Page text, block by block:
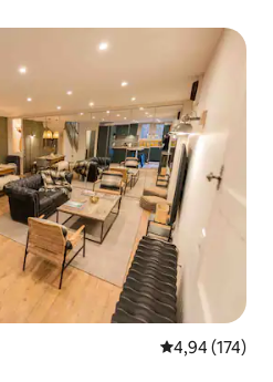
4,94 av 5 i
4,94 (174)